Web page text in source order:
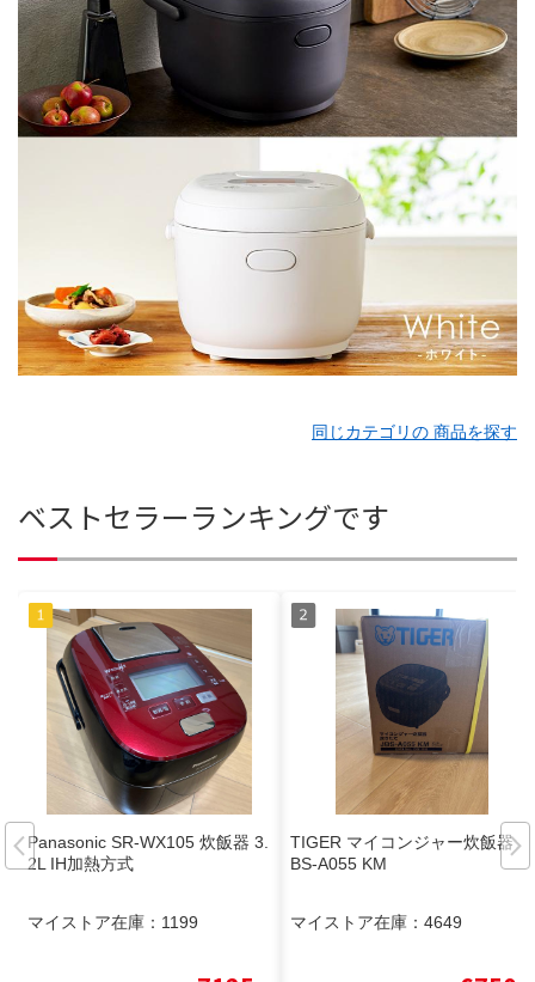
同じカテゴリの 商品を探す
ベストセラーランキングです
Panasonic SR-WX105 炊飯器 3.
2L IH加熱方式
マイストア在庫： 1199
TIGER マイコンジャー炊飯器 J
BS-A055 KM
マイストア在庫： 4649